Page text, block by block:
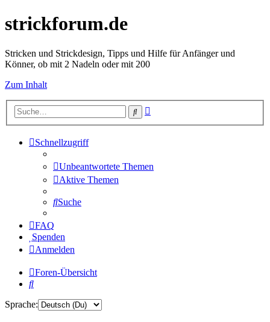
strickforum.de
Stricken und Strickdesign, Tipps und Hilfe für Anfänger und
Könner, ob mit 2 Nadeln oder mit 200
Zum Inhalt
Suche
Schnellzugriff
Unbeantwortete Themen
Aktive Themen
Suche
FAQ
Spenden
Anmelden
Foren-Übersicht
Suche
Sprache: